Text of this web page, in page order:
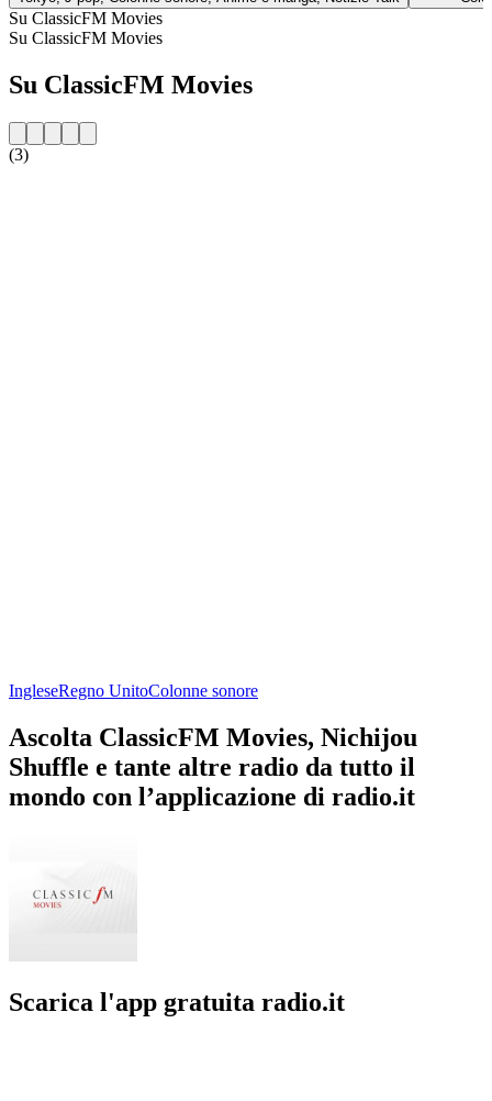
Su ClassicFM Movies
Su ClassicFM Movies
Su ClassicFM Movies
(3)
IngleseRegno UnitoColonne sonore
Ascolta ClassicFM Movies, Nichijou
Shuffle e tante altre radio da tutto il
mondo con l’applicazione di radio.it
Scarica l'app gratuita radio.it